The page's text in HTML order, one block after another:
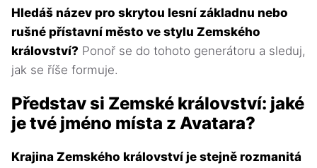
Hledáš název pro skrytou lesní základnu nebo
rušné přístavní město ve stylu Zemského
království? Ponoř se do tohoto generátoru a sleduj,
jak se říše formuje.
Představ si Zemské království: jaké
je tvé jméno místa z Avatara?
Krajina Zemského království je stejně rozmanitá